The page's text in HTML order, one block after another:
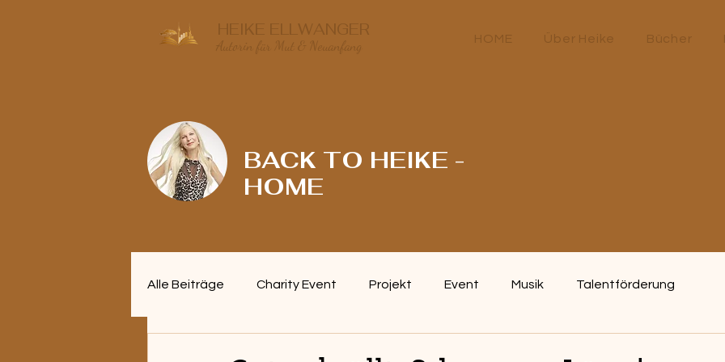
HEIKE ELLWANGER
Autorin für Mut & Neuanfang HOME Über Heike Bücher
BACK TO HEIKE -
HOME
Alle Beiträge Charity Event Projekt Event Musik Talentförderung